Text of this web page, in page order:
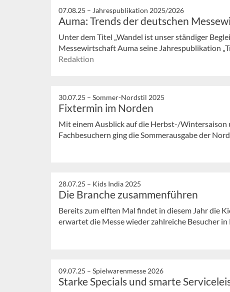
07.08.25 – Jahrespublikation 2025/2026
Auma: Trends der deutschen
Unter dem Titel „Wandel ist unser ständiger
Messewirtschaft Auma seine Jahrespublikation
Redaktion
30.07.25 – Sommer-Nordstil 2025
Fixtermin im Norden
Mit einem Ausblick auf die Herbst-/Wintersaison
Fachbesuchern ging die Sommerausgabe der
28.07.25 – Kids India 2025
Die Branche zusammenführen
Bereits zum elften Mal findet in diesem Jahr die
erwartet die Messe wieder zahlreiche Besucher in
09.07.25 – Spielwarenmesse 2026
Starke Specials und smarte